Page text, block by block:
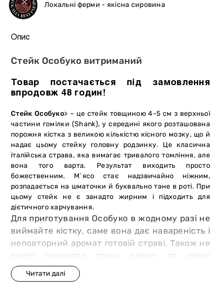
Локальні ферми - якісна сировина
Опис
Стейк Особуко витриманий
Товар постачається під замовлення
впродовж 48 годин!
Стейк Особуко> – це стейк товщиною 4-5 см з верхньої
частини гомілки (Shank), у середині якого розташована
порожня кістка з великою кількістю кісного мозку, що й
надає цьому стейку головну родзинку. Це класична
італійська страва, яка вимагає тривалого томління, але
вона того варта. Результат виходить просто
божественним. М`ясо стає надзвичайно ніжним,
розпадається на шматочки й буквально тане в роті. При
цьому стейк не є занадто жирним і підходить для
дієтичного харчування.
Для приготування Особуко в жодному разі не
виймайте кістку, саме вона дає навареність і
неповторний аромат готовій страві. Також не
варто видаляти тонку плівку по краях
м`якуша, саме вона дозволить стейку
тримати свою красиву форму при тривалому